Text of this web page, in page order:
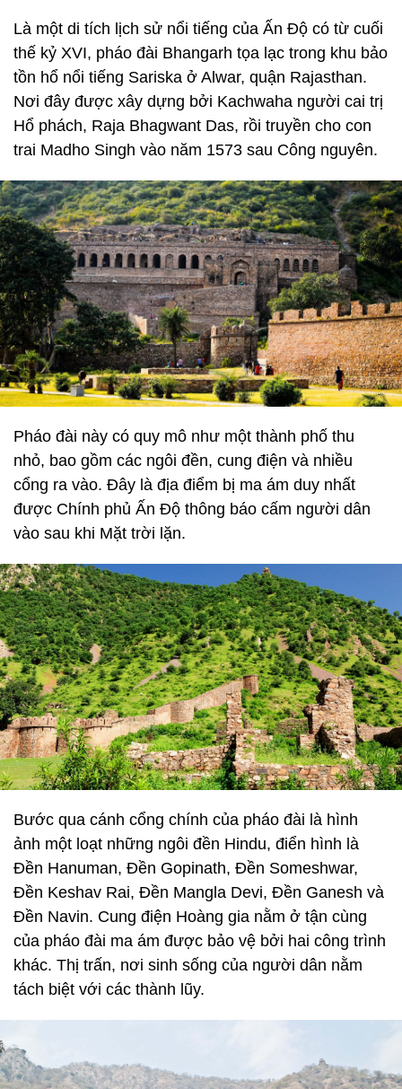
Là một di tích lịch sử nổi tiếng của Ấn Độ có từ cuối
thế kỷ XVI, pháo đài Bhangarh tọa lạc trong khu bảo
tồn hổ nổi tiếng Sariska ở Alwar, quận Rajasthan.
Nơi đây được xây dựng bởi Kachwaha người cai trị
Hổ phách, Raja Bhagwant Das, rồi truyền cho con
trai Madho Singh vào năm 1573 sau Công nguyên.
Pháo đài này có quy mô như một thành phố thu
nhỏ, bao gồm các ngôi đền, cung điện và nhiều
cổng ra vào. Đây là địa điểm bị ma ám duy nhất
được Chính phủ Ấn Độ thông báo cấm người dân
vào sau khi Mặt trời lặn.
Bước qua cánh cổng chính của pháo đài là hình
ảnh một loạt những ngôi đền Hindu, điển hình là
Đền Hanuman, Đền Gopinath, Đền Someshwar,
Đền Keshav Rai, Đền Mangla Devi, Đền Ganesh và
Đền Navin. Cung điện Hoàng gia nằm ở tận cùng
của pháo đài ma ám được bảo vệ bởi hai công trình
khác. Thị trấn, nơi sinh sống của người dân nằm
tách biệt với các thành lũy.